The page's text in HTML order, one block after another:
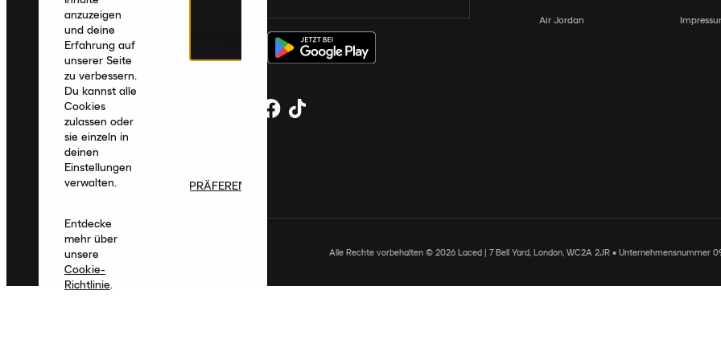
Air Jordan
Alle Rechte vorbehalten © 2026 Laced | 7 Bell Yard, London, WC2A 2JR • Unternehmensnummer
anzuzeigen
und deine
Erfahrung auf
unserer Seite
zu verbessern.
Du kannst alle
Cookies
zulassen oder
sie einzeln in
deinen
Einstellungen
verwalten.
Entdecke
mehr über
unsere
Cookie-
Richtlinie.
PRÄFERENZEN